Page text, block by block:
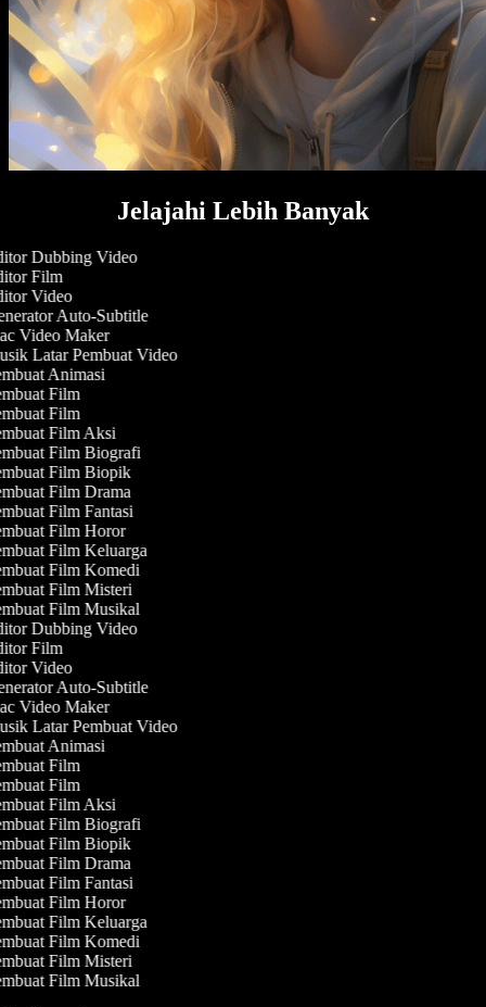
Jelajahi Lebih Banyak
Dubbing Video
Film
Video
Auto-Subtitle
Video Maker
Latar Pembuat Video
Animasi
Film
Film
Film Aksi
Film Biografi
Film Biopik
Film Drama
Film Fantasi
Film Horor
Film Keluarga
Film Komedi
Film Misteri
Film Musikal
Dubbing Video
Film
Video
Auto-Subtitle
Video Maker
Latar Pembuat Video
Animasi
Film
Film
Film Aksi
Film Biografi
Film Biopik
Film Drama
Film Fantasi
Film Horor
Film Keluarga
Film Komedi
Film Misteri
Film Musikal